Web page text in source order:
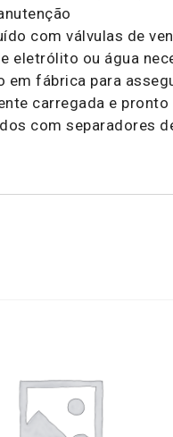
com válvulas de
eletrólito ou água
em fábrica para
carregada e pronto
com separadores